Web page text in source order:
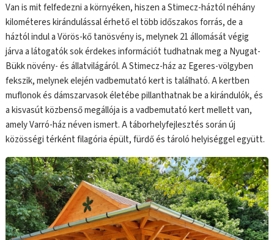
Van is mit felfedezni a környéken, hiszen a Stimecz-háztól néhány
kilométeres kirándulással érhető el több időszakos forrás, de a
háztól indul a Vörös-kő tanösvény is, melynek 21 állomását végig
járva a látogatók sok érdekes információt tudhatnak meg a Nyugat-
Bükk növény- és állatvilágáról. A Stimecz-ház az Egeres-völgyben
fekszik, melynek elején vadbemutató kert is található. A kertben
muflonok és dámszarvasok életébe pillanthatnak be a kirándulók, és
a kisvasút közbenső megállója is a vadbemutató kert mellett van,
amely Varró-ház néven ismert. A táborhelyfejlesztés során új
közösségi térként filagória épült, fürdő és tároló helyiséggel együtt.